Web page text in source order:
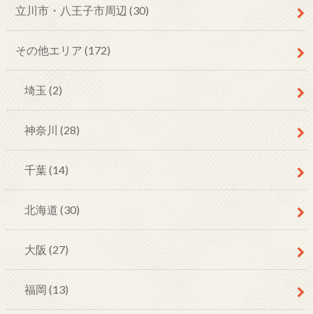
立川市・八王子市周辺 (30)
その他エリア (172)
埼玉 (2)
神奈川 (28)
千葉(14)
北海道 (30)
大阪 (27)
福岡 (13)